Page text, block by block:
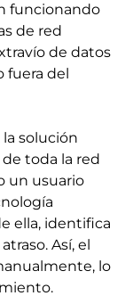
funcionando
de red
de datos
fuera del
solución
toda la red
un usuario
ella, identifica
Así, el
lo